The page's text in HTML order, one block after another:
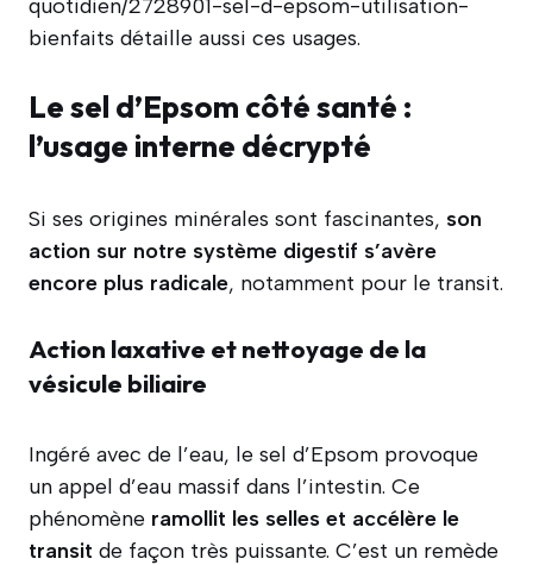
quotidien/2728901-sel-d-epsom-utilisation-
bienfaits détaille aussi ces usages.
Le sel d’Epsom côté santé :
l’usage interne décrypté
Si ses origines minérales sont fascinantes, son
action sur notre système digestif s’avère
encore plus radicale, notamment pour le transit.
Action laxative et nettoyage de la
vésicule biliaire
Ingéré avec de l’eau, le sel d’Epsom provoque
un appel d’eau massif dans l’intestin. Ce
phénomène ramollit les selles et accélère le
transit de façon très puissante. C’est un remède